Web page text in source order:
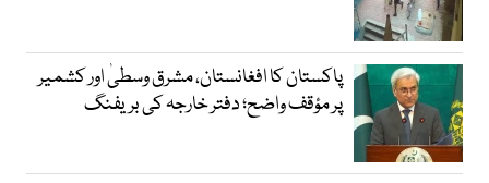
پاکستان کا افغانستان، مشرق وسطیٰ اور کشمیر
پر مؤقف واضح؛ دفتر خارجہ کی بریفنگ